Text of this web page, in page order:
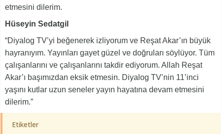
etmesini dilerim.
Hüseyin Sedatgil
“Diyalog TV’yi beğenerek izliyorum ve Reşat Akar’ın büyük
hayranıyım. Yayınları gayet güzel ve doğruları söylüyor. Tüm
çalışanlarını ve çalışanlarını takdir ediyorum. Allah Reşat
Akar’ı başımızdan eksik etmesin. Diyalog TV’nin 11’inci
yaşını kutlar uzun seneler yayın hayatına devam etmesini
dilerim.”
Etiketler